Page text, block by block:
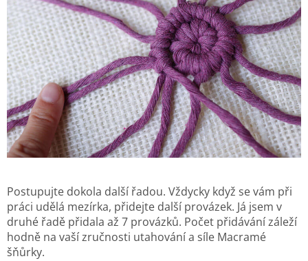
Postupujte dokola další řadou. Vždycky když se vám při
práci udělá mezírka, přidejte další provázek. Já jsem v
druhé řadě přidala až 7 provázků. Počet přidávání záleží
hodně na vaší zručnosti utahování a síle Macramé
šňůrky.